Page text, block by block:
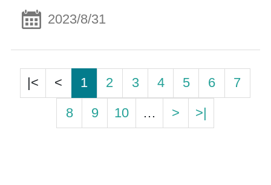
2023/8/31
|< < 1 2 3 4 5 6
7
8
9 10 … > >|